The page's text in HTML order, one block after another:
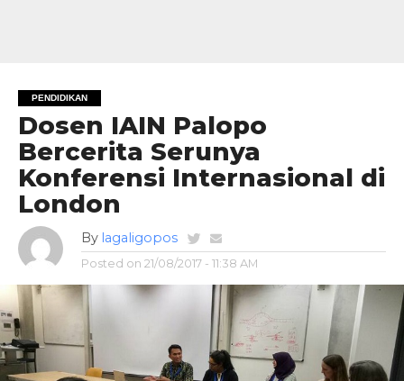
PENDIDIKAN
Dosen IAIN Palopo
Bercerita Serunya
Konferensi Internasional di
London
By lagaligopos
Posted on 21/08/2017 - 11:38 AM